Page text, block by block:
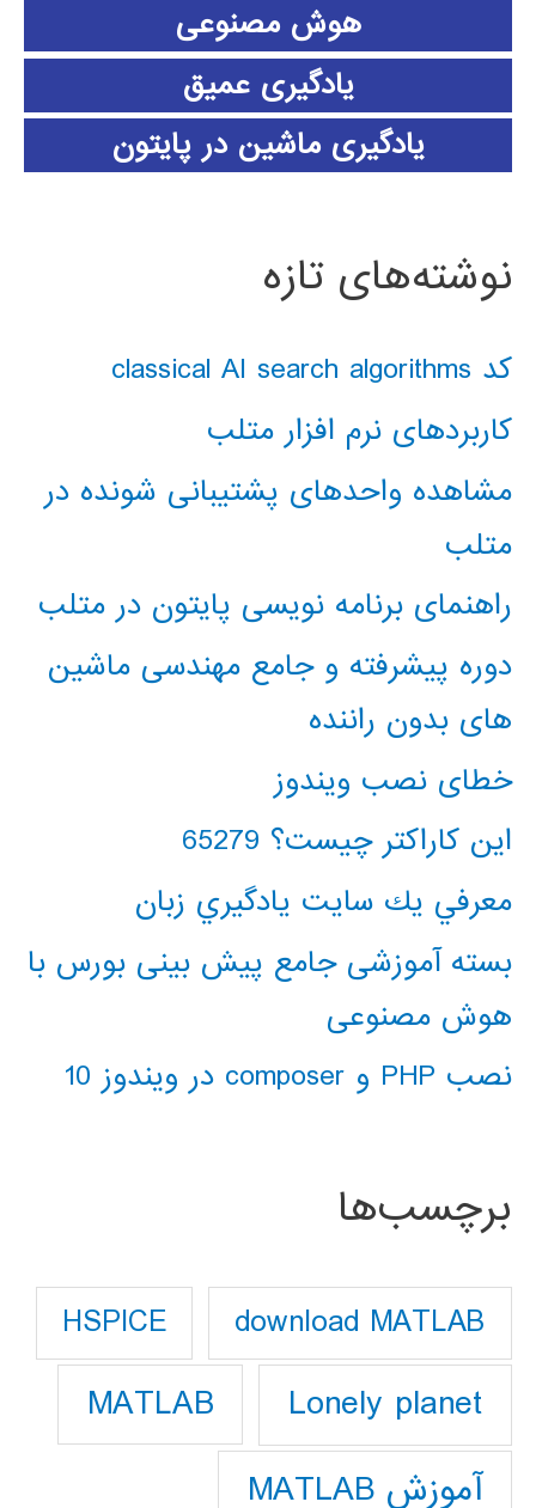
هوش مصنوعی
یادگیری عمیق
یادگیری ماشین در پایتون
نوشته‌های تازه
کد classical AI search algorithms
کاربردهای نرم افزار متلب
مشاهده واحدهای پشتیبانی شونده در
متلب
راهنمای برنامه نویسی پایتون در متلب
دوره پیشرفته و جامع مهندسی ماشین
های بدون راننده
خطای نصب ویندوز
این کاراکتر چیست؟ 65279
معرفي يك سايت يادگيري زبان
بسته آموزشی جامع پیش بینی بورس با
هوش مصنوعی
نصب PHP و composer در ویندوز 10
برچسب‌ها
download MATLAB
HSPICE
Lonely planet
MATLAB
آموزش MATLAB